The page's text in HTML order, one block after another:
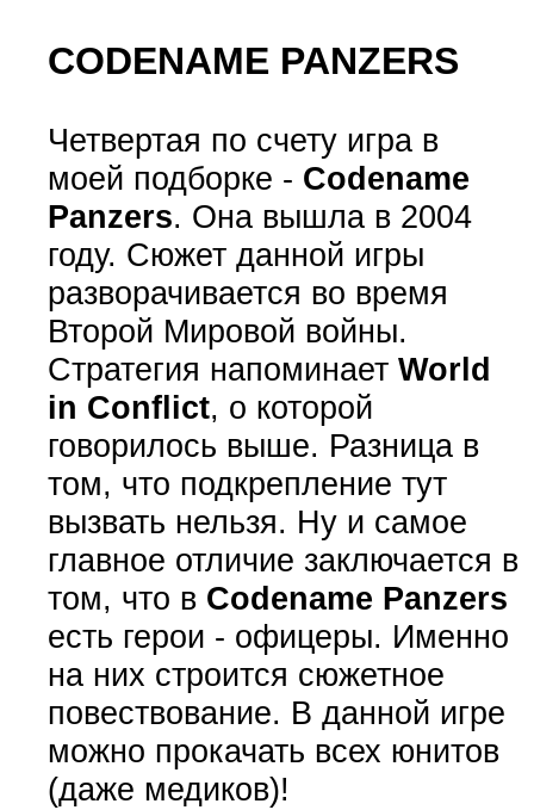
CODENAME PANZERS
Четвертая по счету игра в
моей подборке - Codename
Panzers. Она вышла в 2004
году. Сюжет данной игры
разворачивается во время
Второй Мировой войны.
Стратегия напоминает World
in Conflict, о которой
говорилось выше. Разница в
том, что подкрепление тут
вызвать нельзя. Ну и самое
главное отличие заключается в
том, что в Codename Panzers
есть герои - офицеры. Именно
на них строится сюжетное
повествование. В данной игре
можно прокачать всех юнитов
(даже медиков)!